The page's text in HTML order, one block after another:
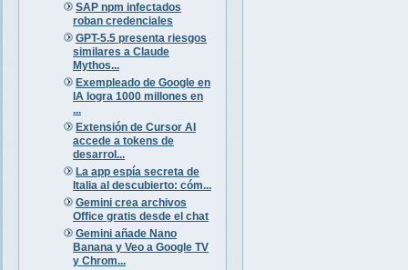
SAP npm infectados
roban credenciales
GPT-5.5 presenta riesgos
similares a Claude
Mythos...
Exempleado de Google en
IA logra 1000 millones en
...
Extensión de Cursor AI
accede a tokens de
desarrol...
La app espía secreta de
Italia al descubierto: cóm...
Gemini crea archivos
Office gratis desde el chat
Gemini añade Nano
Banana y Veo a Google TV
y Chrom...